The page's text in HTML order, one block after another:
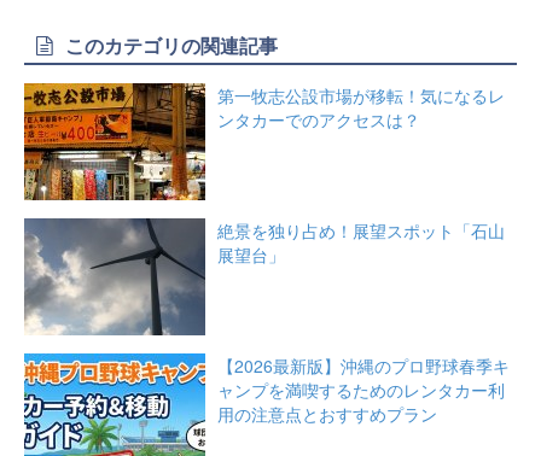
このカテゴリの関連記事
第一牧志公設市場が移転！気になるレ
ンタカーでのアクセスは？
絶景を独り占め！展望スポット「石山
展望台」
【2026最新版】沖縄のプロ野球春季キ
ャンプを満喫するためのレンタカー利
用の注意点とおすすめプラン